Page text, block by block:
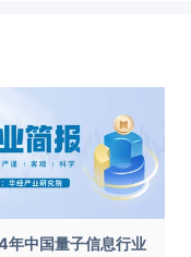
中国量子信息行业